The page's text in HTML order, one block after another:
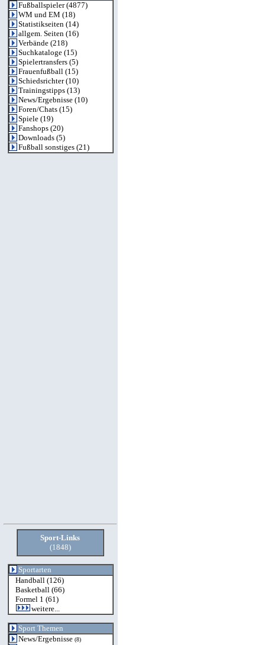
Fußballspieler(4877)
WM und EM (18)
Statistikseiten (14)
allgem. Seiten (16)
Verbände (218)
Suchkataloge (15)
Spielertransfers (5)
Frauenfußball (15)
Schiedsrichter(10)
Trainingstipps (13)
News/Ergebnisse (10)
Foren/Chats (15)
Spiele (19)
Fanshops (20)
Downloads (5)
Fußball sonstiges (21)
Sport-Links
(1848)
Sportarten
Handball(126)
Basketball (66)
Formel 1 (61)
weitere...
Sport Themen
News/Ergebnisse(8)